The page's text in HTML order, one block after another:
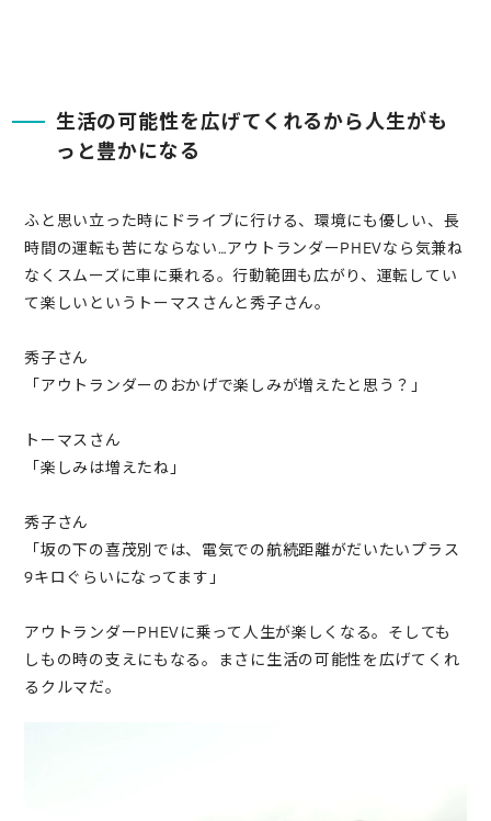
生活の可能性を広げてくれるから人生がも
っと豊かになる
ふと思い立った時にドライブに行ける、環境にも優しい、長
時間の運転も苦にならない…アウトランダーPHEVなら気兼ね
なくスムーズに車に乗れる。行動範囲も広がり、運転してい
て楽しいというトーマスさんと秀子さん。
秀子さん
「アウトランダーのおかげで楽しみが増えたと思う？」
トーマスさん
「楽しみは増えたね」
秀子さん
「坂の下の喜茂別では、電気での航続距離がだいたいプラス
9キロぐらいになってます」
アウトランダーPHEVに乗って人生が楽しくなる。そしても
しもの時の支えにもなる。まさに生活の可能性を広げてくれ
るクルマだ。